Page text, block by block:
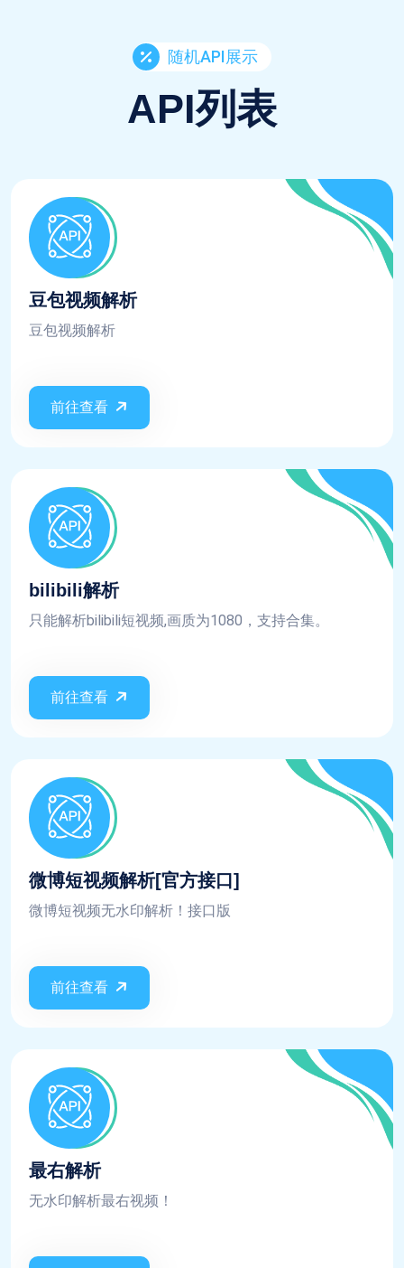
随机API展示
API列表
豆包视频解析
豆包视频解析
前往查看
bilibili解析
只能解析bilibili短视频,画质为1080，支持合集。
前往查看
微博短视频解析[官方接口]
微博短视频无水印解析！接口版
前往查看
最右解析
无水印解析最右视频！